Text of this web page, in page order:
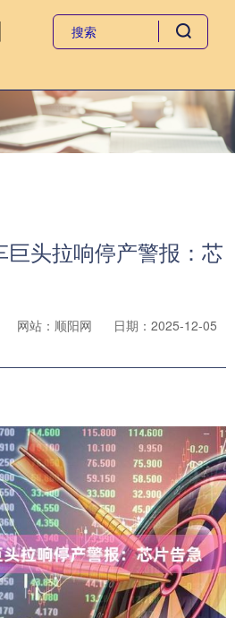
头拉响停产警报：芯
网站：顺阳网
日期：2025-12-05